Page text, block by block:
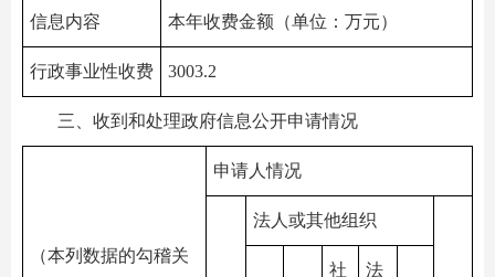
信息内容 本年收费金额（单位：万元）
行政事业性收费 3003.2
三、收到和处理政府信息公开申请情况
（本列数据的勾稽关
申请人情况
法人或其他组织
社
法